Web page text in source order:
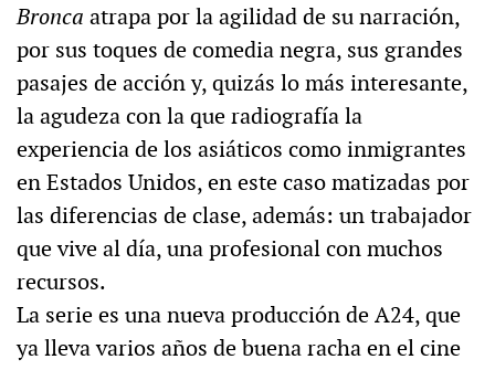
Bronca atrapa por la agilidad de su narración,
por sus toques de comedia negra, sus grandes
pasajes de acción y, quizás lo más interesante,
la agudeza con la que radiografía la
experiencia de los asiáticos como inmigrantes
en Estados Unidos, en este caso matizadas por
las diferencias de clase, además: un trabajador
que vive al día, una profesional con muchos
recursos.
La serie es una nueva producción de A24, que
ya lleva varios años de buena racha en el cine